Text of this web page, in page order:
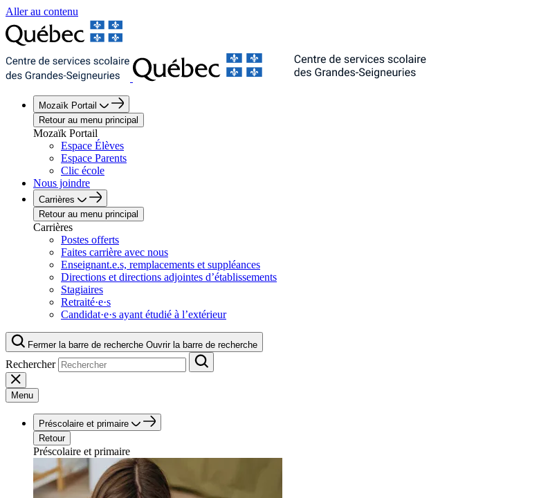
Aller au contenu
Mozaïk Portail
Retour au menu principal
Mozaïk Portail
Espace Élèves
Espace Parents
Clic école
Nous joindre
Carrières
Retour au menu principal
Carrières
Postes offerts
Faites carrière avec nous
Enseignant.e.s, remplacements et suppléances
Directions et directions adjointes d’établissements
Stagiaires
Retraité·e·s
Candidat·e·s ayant étudié à l’extérieur
Fermer la barre de recherche Ouvrir la barre de recherche
Rechercher
Menu
Préscolaire et primaire
Retour
Préscolaire et primaire